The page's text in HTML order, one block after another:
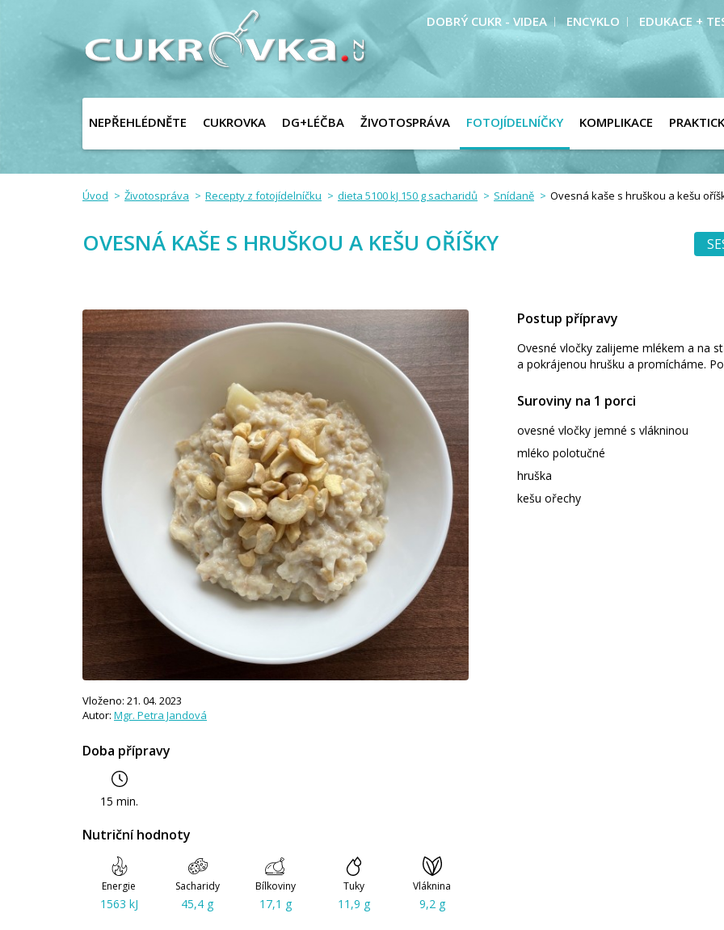
DOBRÝ CUKR - VIDEA ENCYKLO EDUKACE +
NEPŘEHLÉDNĚTE CUKROVKA DG+LÉČBA ŽIVOTOSPRÁVA FOTOJÍDELNÍČKY KOMPLIKACE
Úvod Životospráva Recepty z fotojídelníčku dieta 5100 kJ 150 g sacharidů Snídaně Ovesná kaše s hruškou a kešu
OVESNÁ KAŠE S HRUŠKOU A KEŠU OŘÍŠKY
Doba přípravy
15 min.
Vloženo: 21. 04. 2023
Autor: Mgr. Petra Jandová
Nutriční hodnoty
Energie
1563 kJ
Sacharidy
45,4 g
Bílkoviny
17,1 g
Tuky
11,9 g
Vláknina
9,2 g
Postup přípravy
Ovesné vločky zalijeme mlékem a na
a pokrájenou hrušku a promícháme.
Suroviny na 1 porci
ovesné vločky jemné s vlákninou
mléko polotučné
hruška
kešu ořechy